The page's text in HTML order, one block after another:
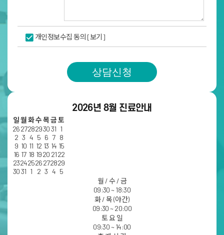
2026년 8월 진료안내
일월 화수목금토
262728293031 1
2 3 4 5 6 7 8
9 10 11 12 13 14 15
16 17 18 1920 2122
23242526272829
3031 1 2 3 4 5
월 / 수 / 금
09:30 ~ 18:30
화 / 목 (야간)
09:30 ~ 20:00
토 요 일
09:30 ~ 14:00
개인정보수집 동의 [보기]
상담신청